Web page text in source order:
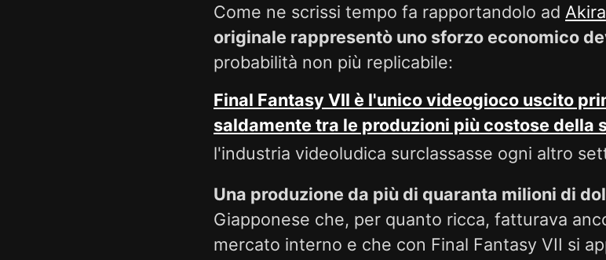
Come ne scrissi tempo fa rapportandolo ad Akira
originale rappresentò uno sforzo economico
probabilità non più replicabile:
Final Fantasy VII è l'unico videogioco uscito
saldamente tra le produzioni più costose della
l'industria videoludica surclassasse ogni altro
Una produzione da più di quaranta milioni di
Giapponese che, per quanto ricca, fatturava
mercato interno e che con Final Fantasy VII si